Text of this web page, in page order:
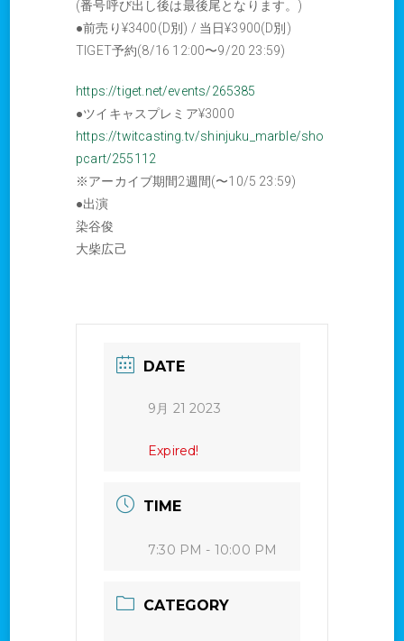
(番号呼び出し後は最後尾となります。)
●前売り¥3400(D別) / 当日¥3900(D別)
TIGET予約(8/16 12:00〜9/20 23:59)
https://tiget.net/events/265385
●ツイキャスプレミア¥3000
https://twitcasting.tv/shinjuku_marble/sho
pcart/255112
※アーカイブ期間2週間(〜10/5 23:59)
●出演
染谷俊
大柴広己
DATE
9月 21 2023
Expired!
TIME
7:30 PM - 10:00 PM
CATEGORY